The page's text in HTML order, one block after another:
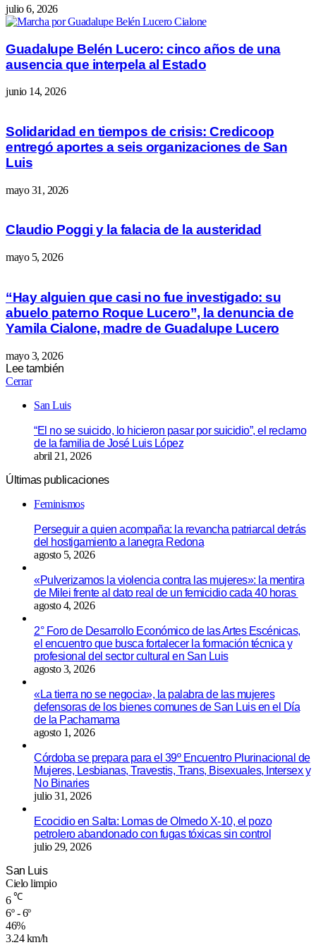
julio 6, 2026
Guadalupe Belén Lucero: cinco años de una
ausencia que interpela al Estado
junio 14, 2026
Solidaridad en tiempos de crisis: Credicoop
entregó aportes a seis organizaciones de San
Luis
mayo 31, 2026
Claudio Poggi y la falacia de la austeridad
mayo 5, 2026
“Hay alguien que casi no fue investigado: su
abuelo paterno Roque Lucero”, la denuncia de
Yamila Cialone, madre de Guadalupe Lucero
mayo 3, 2026
Lee también
Cerrar
San Luis
“El no se suicido, lo hicieron pasar por suicidio”, el reclamo
de la familia de José Luis López
abril 21, 2026
Últimas publicaciones
Feminismos
Perseguir a quien acompaña: la revancha patriarcal detrás
del hostigamiento a lanegra Redona
agosto 5, 2026
«Pulverizamos la violencia contra las mujeres»: la mentira
de Milei frente al dato real de un femicidio cada 40 horas
agosto 4, 2026
2° Foro de Desarrollo Económico de las Artes Escénicas,
el encuentro que busca fortalecer la formación técnica y
profesional del sector cultural en San Luis
agosto 3, 2026
«La tierra no se negocia», la palabra de las mujeres
defensoras de los bienes comunes de San Luis en el Día
de la Pachamama
agosto 1, 2026
Córdoba se prepara para el 39º Encuentro Plurinacional de
Mujeres, Lesbianas, Travestis, Trans, Bisexuales, Intersex y
No Binaries
julio 31, 2026
Ecocidio en Salta: Lomas de Olmedo X-10, el pozo
petrolero abandonado con fugas tóxicas sin control
julio 29, 2026
San Luis
Cielo limpio
6 ℃
6º - 6º
46%
3.24 km/h